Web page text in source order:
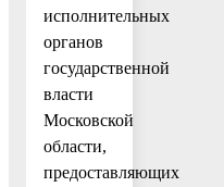
исполнительных
органов
государственной
власти
Московской
области,
предоставляющих